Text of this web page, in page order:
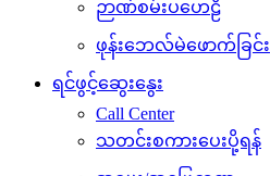
ဉာဏ်စမ်းပဟေဠိ
ဖုန်းဘေလ်မဲဖောက်ခြင်း
ရင်ဖွင့်ဆွေးနွေး
Call Center
သတင်းစကားပေးပို့ရန်